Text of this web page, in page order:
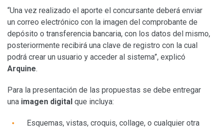
“Una vez realizado el aporte el concursante deberá enviar
un correo electrónico con la imagen del comprobante de
depósito o transferencia bancaria, con los datos del mismo,
posteriormente recibirá una clave de registro con la cual
podrá crear un usuario y acceder al sistema”, explicó
Arquine.
Para la presentación de las propuestas se debe entregar
una imagen digital que incluya:
Esquemas, vistas, croquis, collage, o cualquier otra